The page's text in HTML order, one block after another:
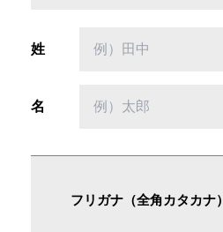
姓
名
フリガナ（全角カタカナ）